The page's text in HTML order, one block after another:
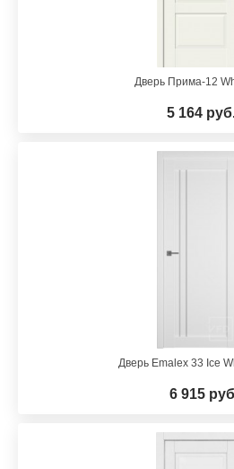
Дверь Прима-12
5 164
Дверь Emalex 33 Ice
6 915